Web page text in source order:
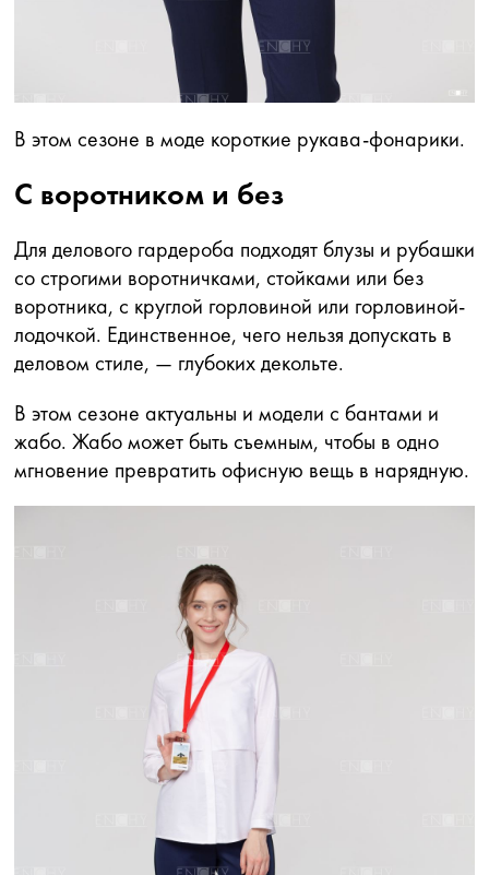
В этом сезоне в моде короткие рукава-фонарики.
С воротником и без
Для делового гардероба подходят блузы и рубашки
со строгими воротничками, стойками или без
воротника, с круглой горловиной или горловиной-
лодочкой. Единственное, чего нельзя допускать в
деловом стиле, — глубоких декольте.
В этом сезоне актуальны и модели с бантами и
жабо. Жабо может быть съемным, чтобы в одно
мгновение превратить офисную вещь в нарядную.